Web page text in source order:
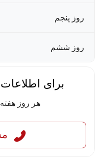
روز پنجم
روز ششم
برای
هر روز هفته از ۹ صبح تا